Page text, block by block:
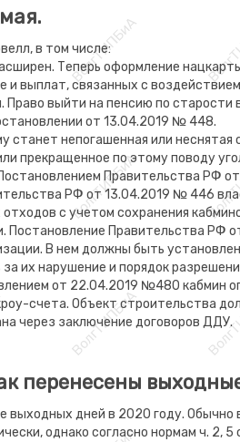
в том числе:
Теперь оформление
выплат, связанных с
выйти на пенсию по
от 13.04.2019 № 448.
непогашенная или
прекращенное по этому поводу
Правительства РФ
РФ от 13.04.2019 № 446
с учетом сохранения
Постановление Правительства
В нем должны быть
их нарушение и порядок
от 22.04.2019 №480 кабмин
счета. Объект строительства
через заключение договоров ДДУ.
перенесены
выходных дней в 2020 году.
однако согласно нормам ч. 2,